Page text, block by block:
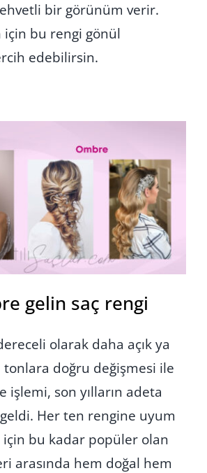
bir görünüm verir.
için bu rengi gönül
edebilirsin.
gelin saç rengi
olarak daha açık ya
doğru değişmesi ile
işlemi, son yılların adeta
Her ten rengine uyum
için bu kadar popüler olan
arasında hem doğal hem